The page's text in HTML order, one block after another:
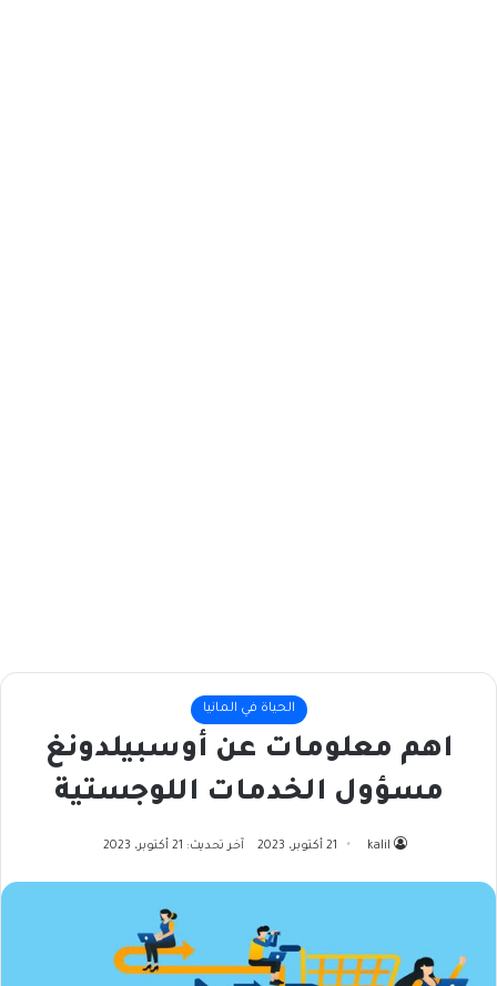
الحياة في المانيا
اهم معلومات عن أوسبيلدونغ
مسؤول الخدمات اللوجستية
kalil 21 أكتوبر، 2023 آخر تحديث: 21 أكتوبر، 2023